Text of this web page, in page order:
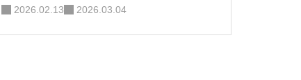
2026.02.13 2026.03.04